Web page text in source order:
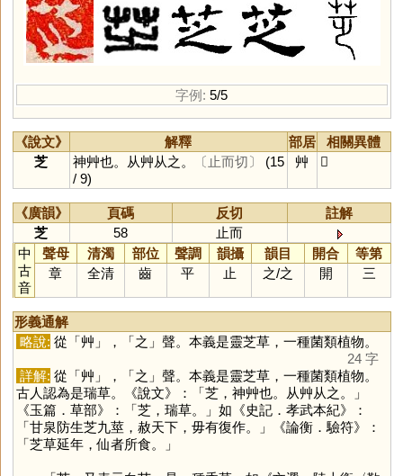
字例: 5/5
《說文》 解釋 部居
相關異體
芝
神艸也。从艸从之。 〔止而切〕
(15
/ 9)
艸 𦭩
《廣韻》 頁碼 反切
註解
芝
58
止而
中
古
音
聲母 清濁 部位 聲調 韻攝 韻目 開合
等第
章
全清 齒 平 止 之/之 開 三
形義通解
略說: 從「艸 」，「之 」聲。本義是靈芝草，一種菌類植物。
24 字
詳解: 從「艸 」，「之 」聲。本義是靈芝草，一種菌類植物。
古人認為是瑞草。《說文》：「芝，神艸也。从艸从之。」
《玉篇．草部》：「芝，瑞草。」如《史記．孝武本紀》：
「甘泉防生芝九莖，赦天下，毋有復作。」《論衡．驗符》：
「芝草延年，仙者所食。」